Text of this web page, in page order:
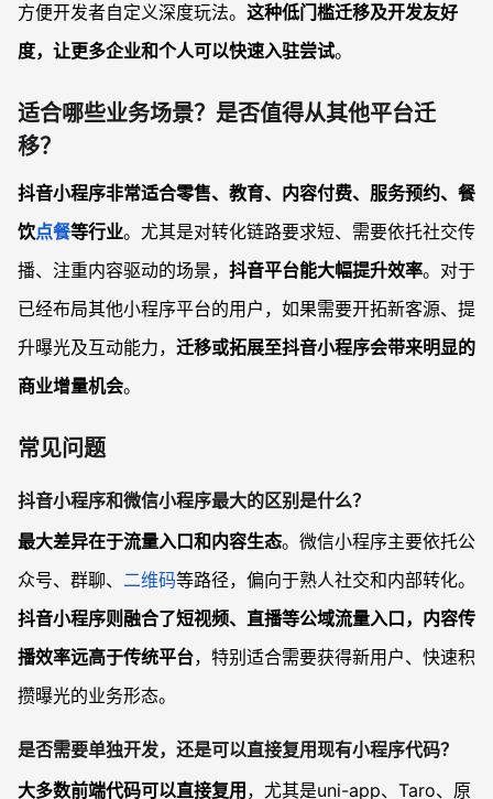
方便开发者自定义深度玩法。 这种低门槛迁移及开发友好
度，让更多企业和个人可以快速入驻尝试。
适合哪些业务场景？是否值得从其他平台迁
移？
抖音小程序非常适合零售、教育、内容付费、服务预约、餐
饮点餐等行业。尤其是对转化链路要求短、需要依托社交传
播、注重内容驱动的场景， 抖音平台能大幅提升效率。对于
已经布局其他小程序平台的用户，如果需要开拓新客源、提
升曝光及互动能力， 迁移或拓展至抖音小程序会带来明显的
商业增量机会。
常见问题
抖音小程序和微信小程序最大的区别是什么？
最大差异在于流量入口和内容生态。微信小程序主要依托公
众号、群聊、 二维码等路径，偏向于熟人社交和内部转化。
抖音小程序则融合了短视频、直播等公域流量入口，内容传
播效率远高于传统平台，特别适合需要获得新用户、快速积
攒曝光的业务形态。
是否需要单独开发，还是可以直接复用现有小程序代码？
大多数前端代码可以直接复用，尤其是uni-app、Taro、原